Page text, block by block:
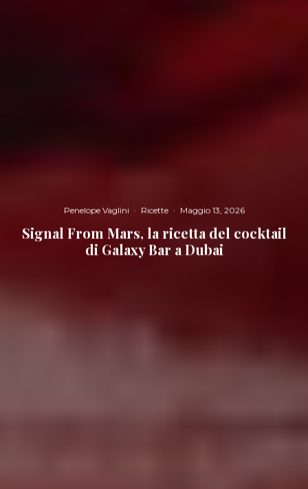
Penelope Vaglini · Ricette · Maggio 13, 2026
Signal From Mars, la ricetta del cocktail
di Galaxy Bar a Dubai